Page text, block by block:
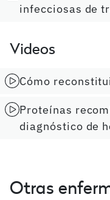
infecciosas de
Videos
Cómo
Proteínas
diagnóstico de
Otras